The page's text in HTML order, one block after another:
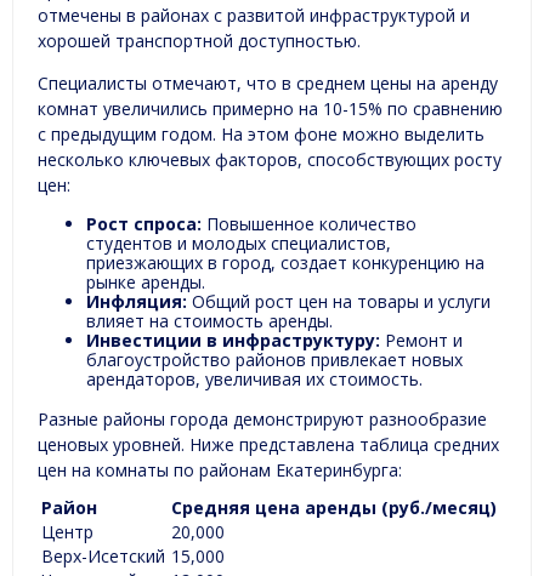
отмечены в районах с развитой инфраструктурой и
хорошей транспортной доступностью.
Специалисты отмечают, что в среднем цены на аренду
комнат увеличились примерно на 10-15% по сравнению
с предыдущим годом. На этом фоне можно выделить
несколько ключевых факторов, способствующих росту
цен:
Рост спроса: Повышенное количество
студентов и молодых специалистов,
приезжающих в город, создает конкуренцию на
рынке аренды.
Инфляция: Общий рост цен на товары и услуги
влияет на стоимость аренды.
Инвестиции в инфраструктуру: Ремонт и
благоустройство районов привлекает новых
арендаторов, увеличивая их стоимость.
Разные районы города демонстрируют разнообразие
ценовых уровней. Ниже представлена таблица средних
цен на комнаты по районам Екатеринбурга:
Район
Средняя цена аренды (руб./месяц)
Центр
20,000
Верх-Исетский 15,000